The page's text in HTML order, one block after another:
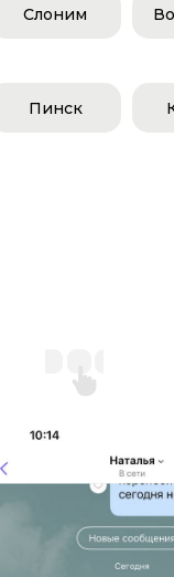
Слоним
Пинск